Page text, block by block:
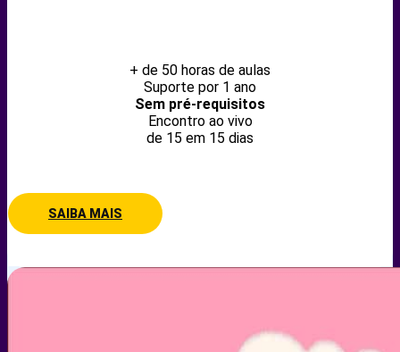
+ de 50 horas de aulas
Suporte por 1 ano
Sem pré-requisitos
Encontro ao vivo
de 15 em 15 dias
SAIBA MAIS